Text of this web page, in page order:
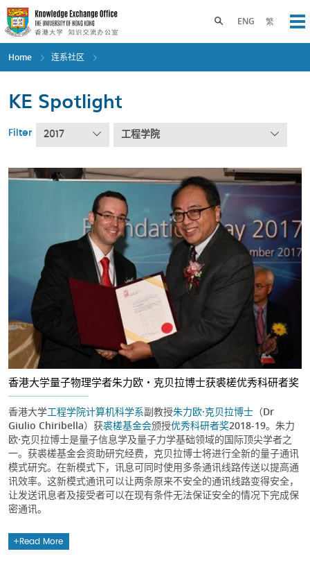
Skip
to
main
content
ENG 繁
Toggle search panel
Home 连系社区
KE Spotlight
Filter 2017 工程学院
香港大学量子物理学者朱力欧・克贝拉博士获裘槎优秀科研者奖
香港大学工程学院计算机科学系副教授朱力欧·克贝拉博士 （Dr
Giulio Chiribella）获裘槎基金会颁授优秀科研者奖2018-19。朱力
欧·克贝拉博士是量子信息学及量子力学基础领域的国际顶尖学者之
一。获裘槎基金会资助研究经费，克贝拉博士将进行全新的量子通讯
模式研究。在新模式下，讯息可同时使用多条通讯线路传送以提高通
讯效率。这新模式通讯可以让两条原来不安全的通讯线路变得安全，
让发送讯息者及接受者可以在现有条件无法保证安全的情况下完成保
密通讯。
Read More